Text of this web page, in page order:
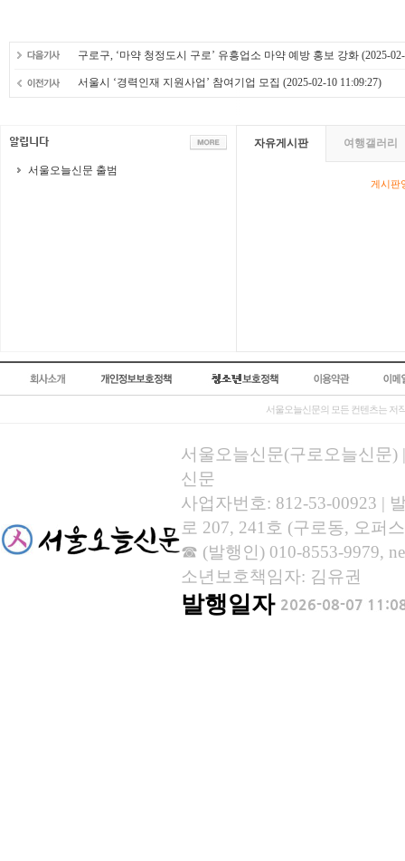
구로구, ‘마약 청정도시 구로’ 유흥업소 마약 예방 홍보 강화 (2025-
서울시 ‘경력인재 지원사업’ 참여기업 모집 (2025-02-10 11:09:27)
서울오늘신문 출범
자유게시판 여행갤러리
게시판
서울오늘신문의 모든 컨텐츠는 저
서울오늘신문(구로오늘신문)
신문
사업자번호: 812-53-00923 |
로 207, 241호 (구로동, 오퍼
☎ (발행인) 010-8553-9979,
소년보호책임자: 김유권
발행일자